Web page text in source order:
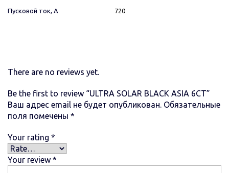
Пусковой ток, А 720
There are no reviews yet.
Be the first to review “ULTRA SOLAR BLACK ASIA 6СТ”
Ваш адрес email не будет опубликован. Обязательные
поля помечены *
Your rating *
Your review *